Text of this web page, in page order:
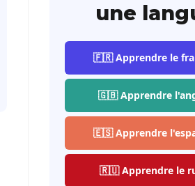
une
🇫🇷 Apprendre le
🇬🇧 Apprendre
🇪🇸 Apprendre
🇷🇺 Apprendre le